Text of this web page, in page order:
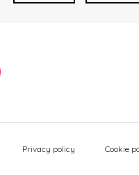
Privacy policy Cookie